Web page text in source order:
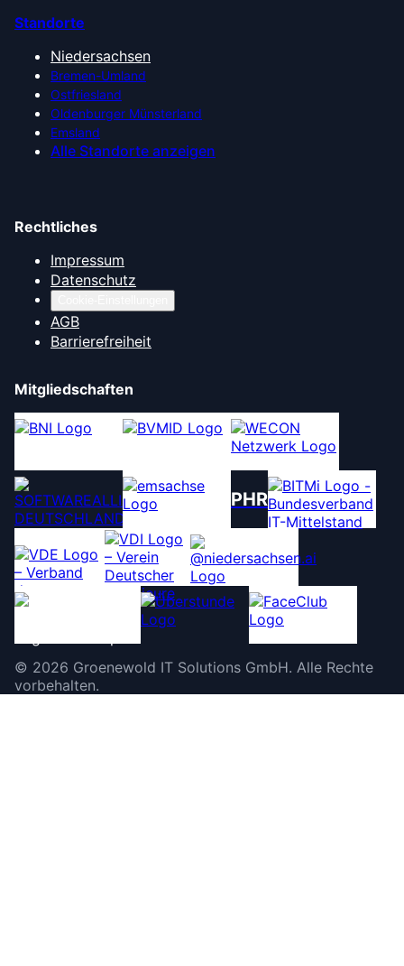
Standorte
Niedersachsen
Bremen-Umland
Ostfriesland
Oldenburger Münsterland
Emsland
Alle Standorte anzeigen
Rechtliches
Impressum
Datenschutz
AGB
Barrierefreiheit
Mitgliedschaften
PHR
© 2026 Groenewold IT Solutions GmbH. Alle Rechte
vorbehalten.